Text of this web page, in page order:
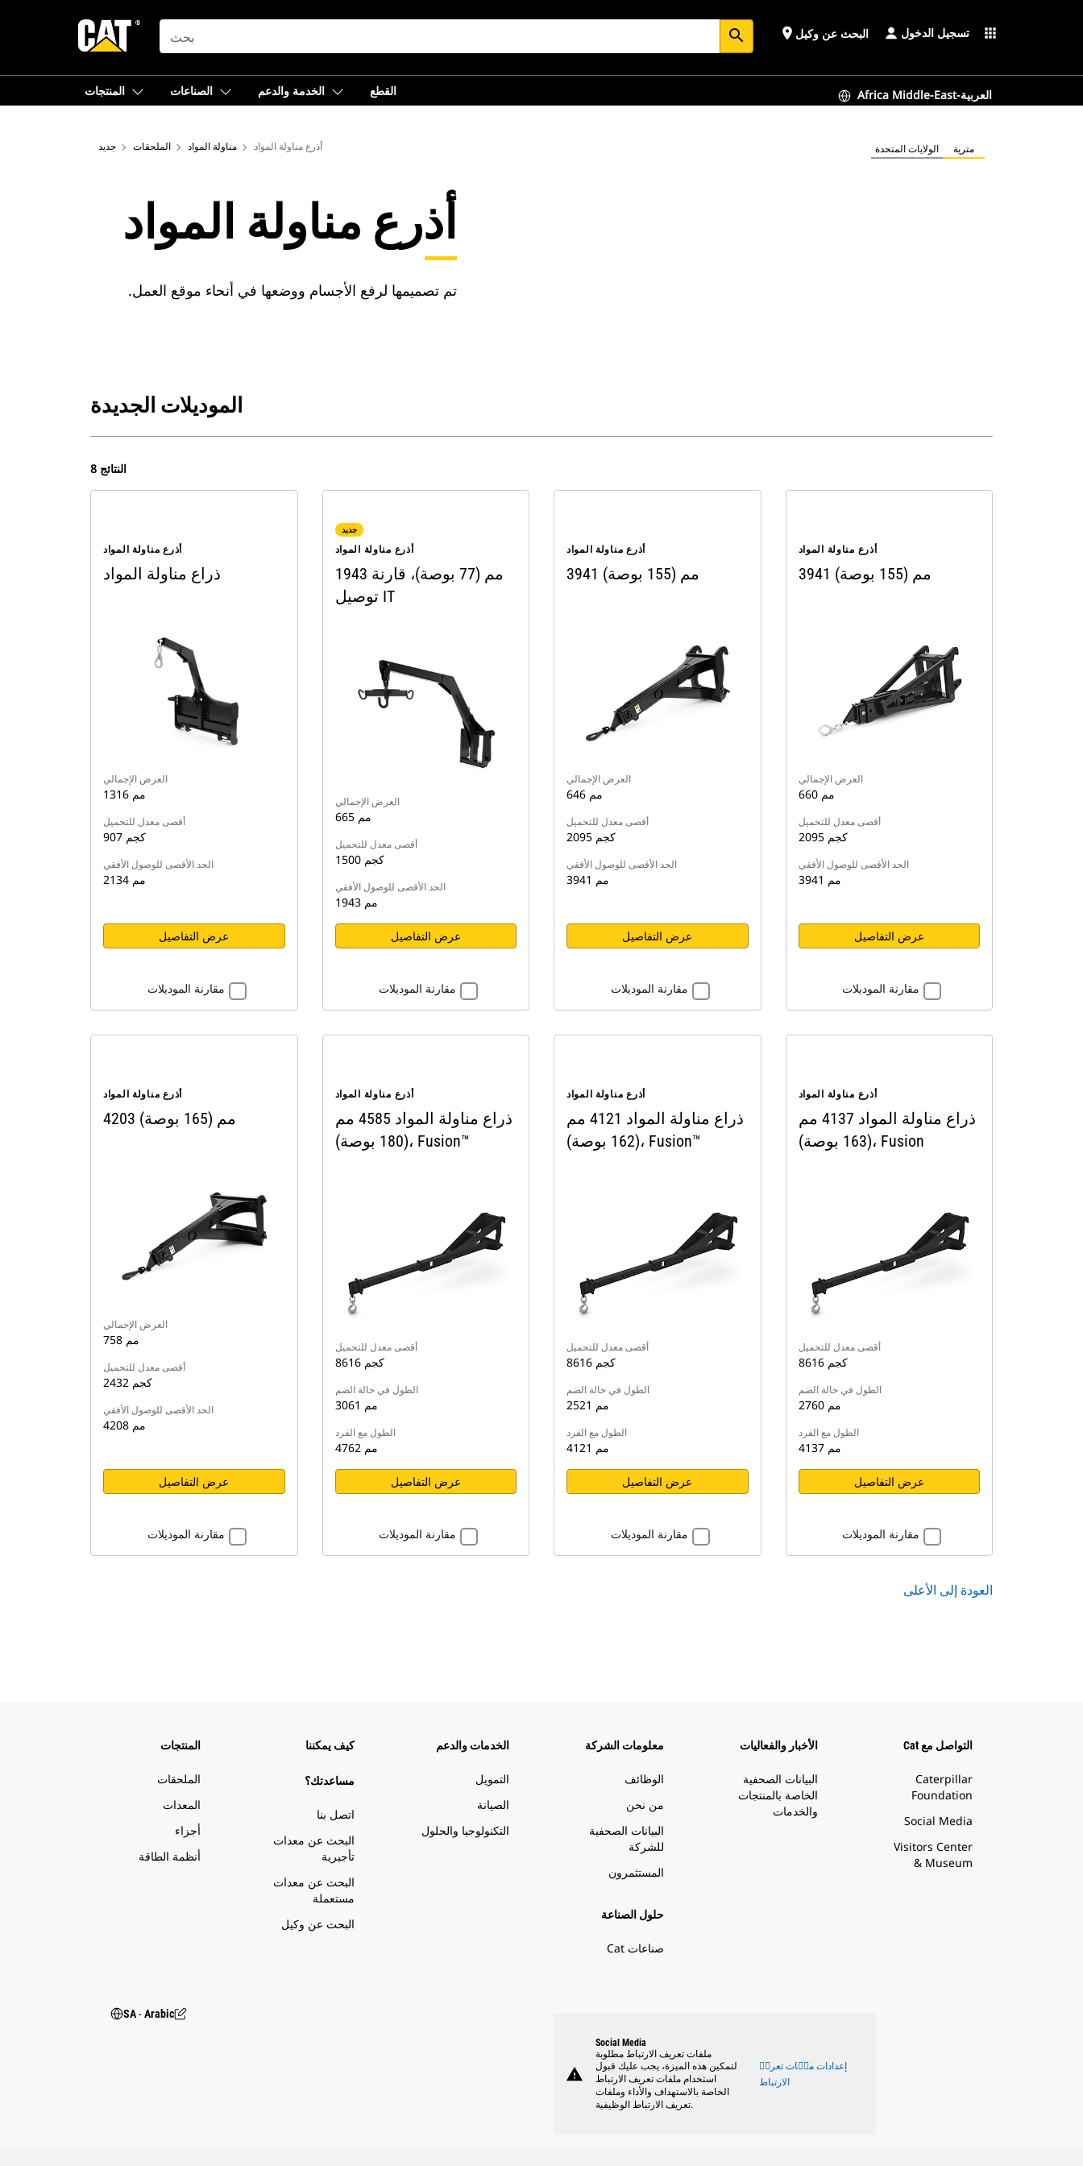
SEARCH search place البحث عن وكيل تسجيل الدخول apps
المنتجات الصناعات الخدمة والدعم القطع Africa Middle-East-العربية
جديد الملحقات مناولة المواد أذرع مناولة المواد الولايات المتحدة مترية
أذرع مناولة المواد
تم تصميمها لرفع الأجسام ووضعها في أنحاء موقع العمل.
الموديلات الجديدة
8 النتائج
أذرع مناولة المواد
ذراع مناولة المواد
العرض الإجمالي
1316 مم
أقصى معدل للتحميل
907 كجم
الحد الأقصى للوصول الأفقي
2134 مم
عرض التفاصيل
مقارنة الموديلات
جديد
أذرع مناولة المواد
1943 مم (77 بوصة)، قارنة
توصيل IT
العرض الإجمالي
665 مم
أقصى معدل للتحميل
1500 كجم
الحد الأقصى للوصول الأفقي
1943 مم
عرض التفاصيل
مقارنة الموديلات
أذرع مناولة المواد
3941 مم (155 بوصة)
العرض الإجمالي
646 مم
أقصى معدل للتحميل
2095 كجم
الحد الأقصى للوصول الأفقي
3941 مم
عرض التفاصيل
مقارنة الموديلات
أذرع مناولة المواد
3941 مم (155 بوصة)
العرض الإجمالي
660 مم
أقصى معدل للتحميل
2095 كجم
الحد الأقصى للوصول الأفقي
3941 مم
عرض التفاصيل
مقارنة الموديلات
أذرع مناولة المواد
4203 مم (165 بوصة)
العرض الإجمالي
758 مم
أقصى معدل للتحميل
2432 كجم
الحد الأقصى للوصول الأفقي
4208 مم
عرض التفاصيل
مقارنة الموديلات
أذرع مناولة المواد
ذراع مناولة المواد 4585 مم
(180 بوصة)، Fusion™‎
أقصى معدل للتحميل
8616 كجم
الطول في حالة الضم
3061 مم
الطول مع الفرد
4762 مم
عرض التفاصيل
مقارنة الموديلات
أذرع مناولة المواد
ذراع مناولة المواد 4121 مم
(162 بوصة)، Fusion™‎
أقصى معدل للتحميل
8616 كجم
الطول في حالة الضم
2521 مم
الطول مع الفرد
4121 مم
عرض التفاصيل
مقارنة الموديلات
أذرع مناولة المواد
ذراع مناولة المواد 4137 مم
(163 بوصة)، Fusion
أقصى معدل للتحميل
8616 كجم
الطول في حالة الضم
2760 مم
الطول مع الفرد
4137 مم
عرض التفاصيل
مقارنة الموديلات
العودة إلى الأعلى
المنتجات
الملحقات
المعدات
أجزاء
أنظمة الطاقة
كيف يمكننا
مساعدتك؟
اتصل بنا
البحث عن معدات
تأجيرية
البحث عن معدات
مستعملة
البحث عن وكيل
الخدمات والدعم
التمويل
الصيانة
التكنولوجيا والحلول
معلومات الشركة
الوظائف
من نحن
البيانات الصحفية
للشركة
المستثمرون
حلول الصناعة
صناعات Cat
الأخبار والفعاليات
البيانات الصحفية
الخاصة بالمنتجات
والخدمات
التواصل مع Cat
Caterpillar
Foundation
Social Media
Visitors Center
& Museum
SA ‧ Arabic
warning
Social Media
ملفات تعريف الارتباط مطلوبة
لتمكين هذه الميزة، يجب عليك قبول
استخدام ملفات تعريف الارتباط
الخاصة بالاستهداف والأداء وملفات
تعريف الارتباط الوظيفية.
إعدادات ملٝات تعريٝ
الارتباط